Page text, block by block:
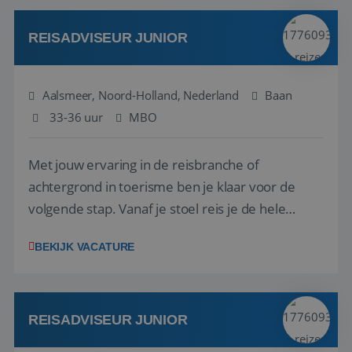
werken: of het nu gaat om vragen ...
REISADVISEUR JUNIOR
Aalsmeer, Noord-Holland, Nederland
Baan
33-36 uur
MBO
Met jouw ervaring in de reisbranche of
achtergrond in toerisme ben je klaar voor de
volgende stap. Vanaf je stoel reis je de hele
wensen van je team, je klant en wat er in de
klanten te overtuigen om die droomreis te
boeken! ...
BEKIJK VACATURE
REISADVISEUR JUNIOR